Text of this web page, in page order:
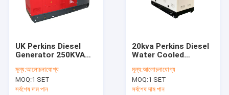
আমাদের সম্বন্ধে
UK Perkins Diesel
Generator 250KVA
high temperature
resistance
মূল্য:আলোচনাযোগ্য
MOQ:1 SET
সর্বশেষ দাম পান
20kva Perkins Diesel
Water Cooled
Power 16kw Silence
Genset 3 Phase
মূল্য:আলোচনাযোগ্য
MOQ:1 SET
সর্বশেষ দাম পান